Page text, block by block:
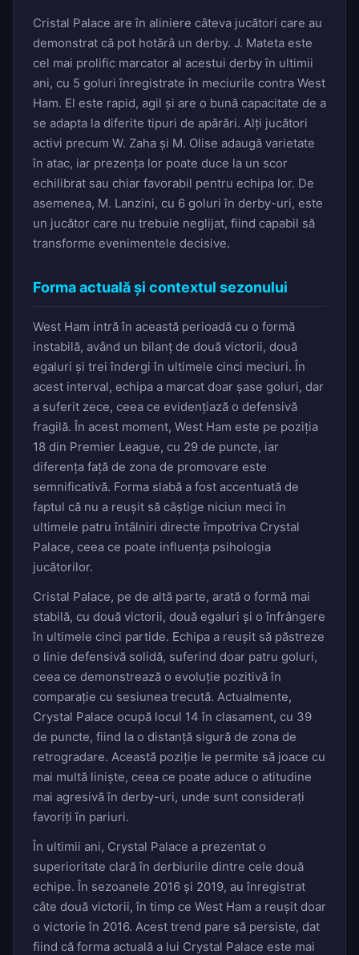
Cristal Palace are în aliniere câteva jucători care au
demonstrat că pot hotărâ un derby. J. Mateta este
cel mai prolific marcator al acestui derby în ultimii
ani, cu 5 goluri înregistrate în meciurile contra West
Ham. El este rapid, agil și are o bună capacitate de a
se adapta la diferite tipuri de apărări. Alți jucători
activi precum W. Zaha și M. Olise adaugă varietate
în atac, iar prezența lor poate duce la un scor
echilibrat sau chiar favorabil pentru echipa lor. De
asemenea, M. Lanzini, cu 6 goluri în derby-uri, este
un jucător care nu trebuie neglijat, fiind capabil să
transforme evenimentele decisive.
Forma actuală și contextul sezonului
West Ham intră în această perioadă cu o formă
instabilă, având un bilanț de două victorii, două
egaluri și trei îndergi în ultimele cinci meciuri. În
acest interval, echipa a marcat doar șase goluri, dar
a suferit zece, ceea ce evidențiază o defensivă
fragilă. În acest moment, West Ham este pe poziția
18 din Premier League, cu 29 de puncte, iar
diferența față de zona de promovare este
semnificativă. Forma slabă a fost accentuată de
faptul că nu a reușit să câștige niciun meci în
ultimele patru întâlniri directe împotriva Crystal
Palace, ceea ce poate influența psihologia
jucătorilor.
Cristal Palace, pe de altă parte, arată o formă mai
stabilă, cu două victorii, două egaluri și o înfrângere
în ultimele cinci partide. Echipa a reușit să păstreze
o linie defensivă solidă, suferind doar patru goluri,
ceea ce demonstrează o evoluție pozitivă în
comparație cu sesiunea trecută. Actualmente,
Crystal Palace ocupă locul 14 în clasament, cu 39
de puncte, fiind la o distanță sigură de zona de
retrogradare. Această poziție le permite să joace cu
mai multă liniște, ceea ce poate aduce o atitudine
mai agresivă în derby-uri, unde sunt considerați
favoriți în pariuri.
În ultimii ani, Crystal Palace a prezentat o
superioritate clară în derbiurile dintre cele două
echipe. În sezoanele 2016 și 2019, au înregistrat
câte două victorii, în timp ce West Ham a reușit doar
o victorie în 2016. Acest trend pare să persiste, dat
fiind că forma actuală a lui Crystal Palace este mai